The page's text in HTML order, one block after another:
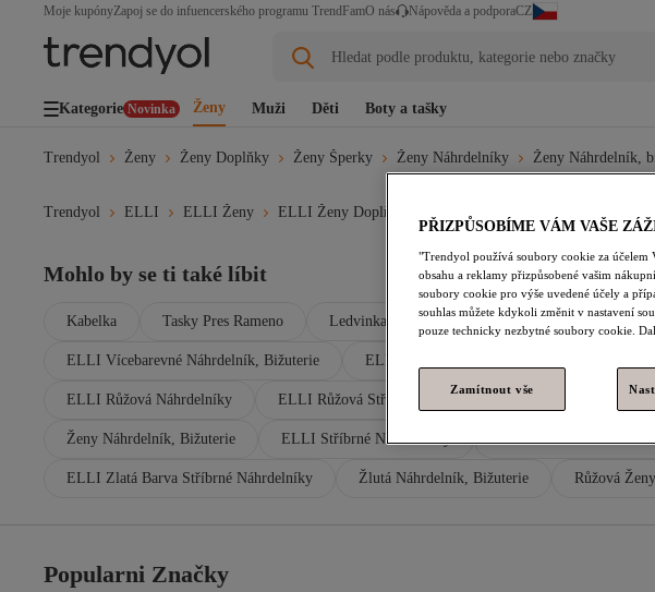
Moje kupónyZapoj se do infuencerského programu TrendFamO nás Nápověda a podporaCZ
Hledat podle produktu, kategorie nebo značky
Kategorie Novinka Ženy Muži Děti Boty a tašky
Trendyol Ženy Ženy Doplňky Ženy Šperky Ženy Náhrdelníky Ženy Náhrdelník,
Trendyol ELLI ELLI Ženy ELLI Ženy Doplňky
Mohlo by se ti také líbit
Kabelka Tasky Pres Rameno Ledvinka Saty S Flitry Plazova Taska
ELLI Vícebarevné Náhrdelník, Bižuterie ELLI Stříbrná Náhrdelník, Bižuterie
ELLI Růžová Náhrdelníky ELLI Růžová Stříbrné Náhrdelníky ELLI
Ženy Náhrdelník, Bižuterie ELLI Stříbrné Náhrdelníky
ELLI Zlatá Barva Stříbrné Náhrdelníky Žlutá Náhrdelník, Bižuterie Růžová
Popularni Značky
PŘIZPŮSOBÍME VÁM VAŠE
"Trendyol používá soubory cookie za účelem
obsahu a reklamy přizpůsobené vašim
soubory cookie pro výše uvedené účely a
souhlas můžete kdykoli změnit v nastavení
pouze technicky nezbytné soubory cookie.
Zamítnout vše